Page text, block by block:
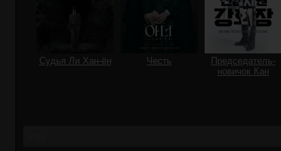
Судья Ли Хан-ён Честь
Председатель-
новичок Кан